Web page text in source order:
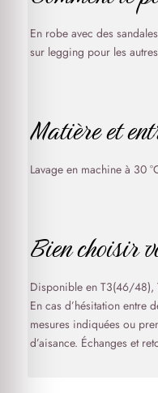
En robe avec des
sur legging pour les
Matière et
Lavage en machine à 30
Bien choisir
Disponible en T3(46/
En cas d’hésitation entre
mesures indiquées ou
d’aisance. Échanges et